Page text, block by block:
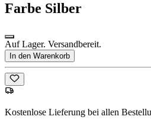
Farbe Silber
Auf Lager. Versandbereit.
In den Warenkorb
Kostenlose Lieferung bei allen